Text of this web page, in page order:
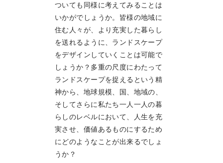
ついても同様に考えてみることは
いかがでしょうか。皆様の地域に
住む人々が、より充実した暮らし
を送れるように、ランドスケープ
をデザインしていくことは可能で
しょうか？多重の尺度にわたって
ランドスケープを捉えるという精
神から、地球規模、国、地域の、
そしてさらに私たち一人一人の暮
らしのレベルにおいて、人生を充
実させ、価値あるものにするため
にどのようなことが出来るでしょ
うか？